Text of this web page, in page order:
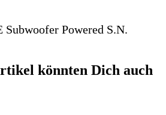
Powered S.N.
könnten Dich auch